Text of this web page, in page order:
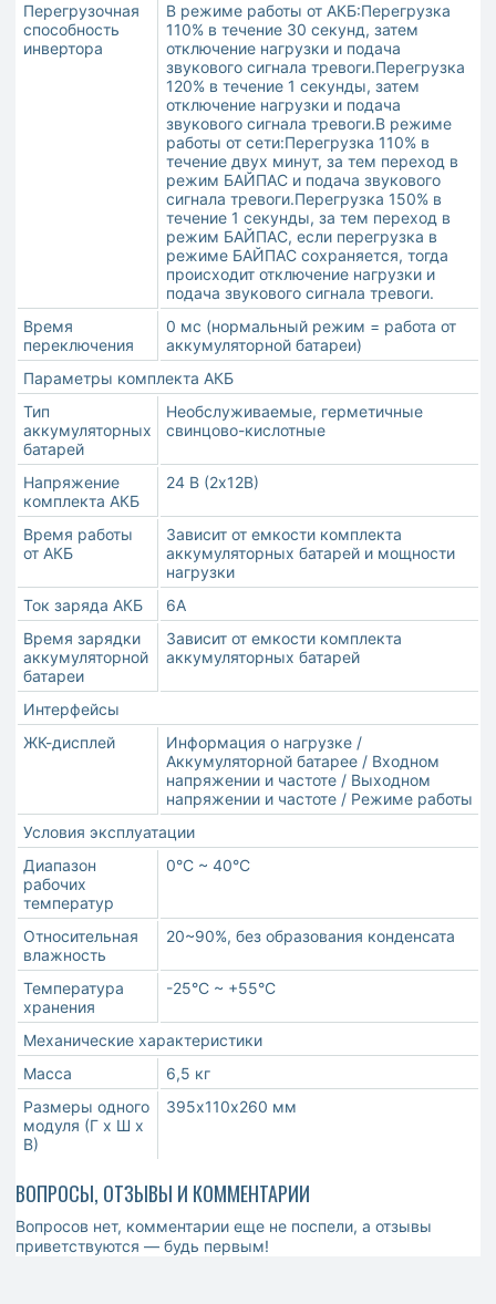
Перегрузочная
способность
инвертора
В режиме работы от АКБ:Перегрузка
110% в течение 30 секунд, затем
отключение нагрузки и подача
звукового сигнала тревоги.Перегрузка
120% в течение 1 секунды, затем
отключение нагрузки и подача
звукового сигнала тревоги.В режиме
работы от сети:Перегрузка 110% в
течение двух минут, за тем переход в
режим БАЙПАС и подача звукового
сигнала тревоги.Перегрузка 150% в
течение 1 секунды, за тем переход в
режим БАЙПАС, если перегрузка в
режиме БАЙПАС сохраняется, тогда
происходит отключение нагрузки и
подача звукового сигнала тревоги.
Время
переключения
0 мс (нормальный режим = работа от
аккумуляторной батареи)
Параметры комплекта АКБ
Тип
аккумуляторных
батарей
Необслуживаемые, герметичные
свинцово-кислотные
Напряжение
комплекта АКБ
24 В (2х12В)
Время работы
от АКБ
Зависит от емкости комплекта
аккумуляторных батарей и мощности
нагрузки
Ток заряда АКБ
6А
Время зарядки
аккумуляторной
батареи
Зависит от емкости комплекта
аккумуляторных батарей
Интерфейсы
ЖК-дисплей
Информация о нагрузке /
Аккумуляторной батарее / Входном
напряжении и частоте / Выходном
напряжении и частоте / Режиме работы
Условия эксплуатации
Диапазон
рабочих
температур
0°С ~ 40°С
Относительная
влажность
20~90%, без образования конденсата
Температура
хранения
-25°С ~ +55°С
Механические характеристики
Масса
6,5 кг
Размеры одного
модуля (Г х Ш х
В)
395х110х260 мм
ВОПРОСЫ, ОТЗЫВЫ И КОММЕНТАРИИ
Вопросов нет, комментарии еще не поспели, а отзывы
приветствуются — будь первым!